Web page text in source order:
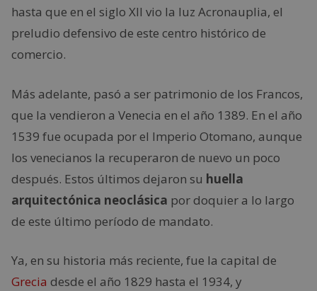
hasta que en el siglo XII vio la luz Acronauplia, el
preludio defensivo de este centro histórico de
comercio.
Más adelante, pasó a ser patrimonio de los Francos,
que la vendieron a Venecia en el año 1389. En el año
1539 fue ocupada por el Imperio Otomano, aunque
los venecianos la recuperaron de nuevo un poco
después. Estos últimos dejaron su huella
arquitectónica neoclásica por doquier a lo largo
de este último período de mandato.
Ya, en su historia más reciente, fue la capital de
Grecia desde el año 1829 hasta el 1934, y